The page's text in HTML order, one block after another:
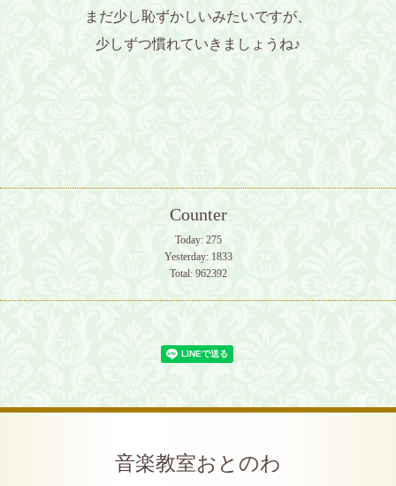
まだ少し恥ずかしいみたいですが、
少しずつ慣れていきましょうね♪
Counter
Today: 275
Yesterday: 1833
Total: 962392
音楽教室おとのわ